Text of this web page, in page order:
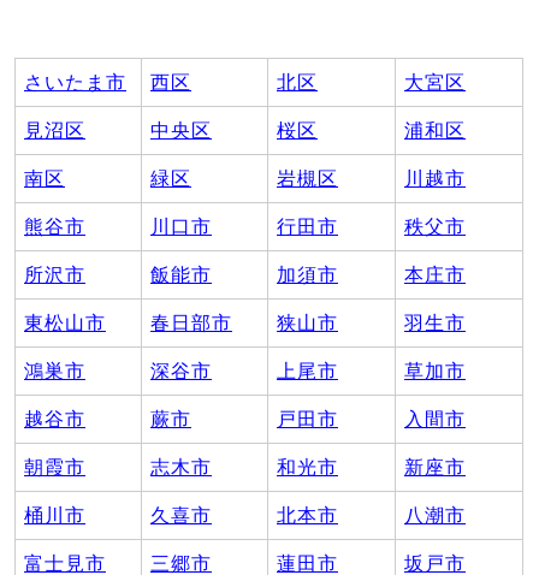
さいたま市 西区 北区 大宮区
見沼区 中央区 桜区 浦和区
南区 緑区 岩槻区 川越市
熊谷市 川口市 行田市 秩父市
所沢市 飯能市 加須市 本庄市
東松山市 春日部市 狭山市 羽生市
鴻巣市 深谷市 上尾市 草加市
越谷市 蕨市 戸田市 入間市
朝霞市 志木市 和光市 新座市
桶川市 久喜市 北本市 八潮市
富士見市 三郷市 蓮田市 坂戸市